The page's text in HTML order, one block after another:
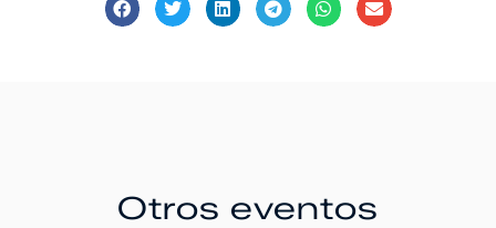
Otros eventos